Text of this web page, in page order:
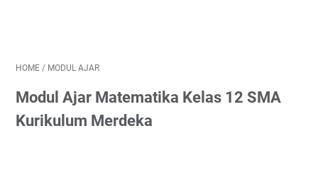
HOME / MODUL AJAR
Modul Ajar Matematika Kelas 12 SMA
Kurikulum Merdeka